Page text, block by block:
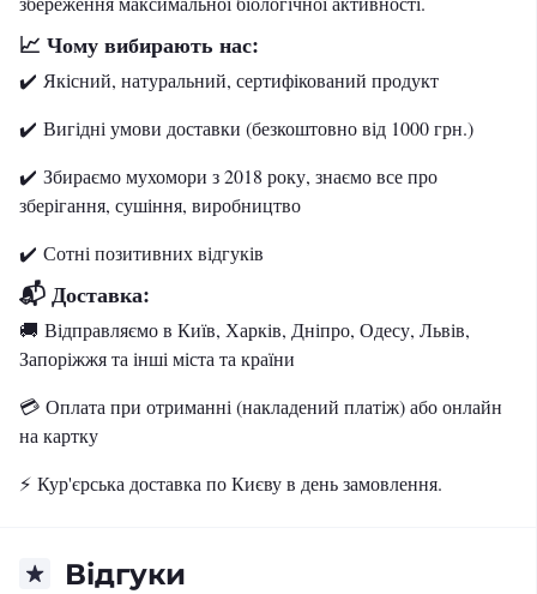
📈 Чому вибирають нас:
✔️ Якісний, натуральний, сертифікований продукт
✔️ Вигідні умови доставки (безкоштовно від 1000 грн.)
✔️ Збираємо мухомори з 2018 року, знаємо все про
зберігання, сушіння, виробництво
✔️ Сотні позитивних відгуків
📬 Доставка:
🚚 Відправляємо в Київ, Харків, Дніпро, Одесу, Львів,
Запоріжжя та інші міста та країни
💳 Оплата при отриманні (накладений платіж) або онлайн
на картку
⚡ Кур'єрська доставка по Києву в день замовлення.
Відгуки